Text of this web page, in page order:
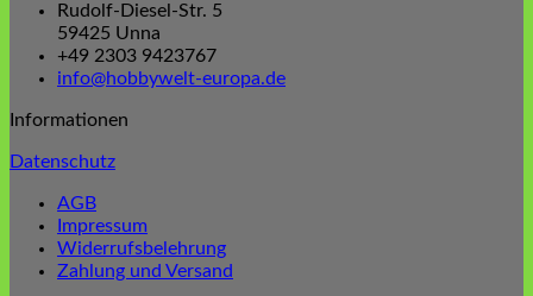
Rudolf-Diesel-Str. 5
59425 Unna
+49 2303 9423767
info@hobbywelt-europa.de
Informationen
Datenschutz
AGB
Impressum
Widerrufsbelehrung
Zahlung und Versand